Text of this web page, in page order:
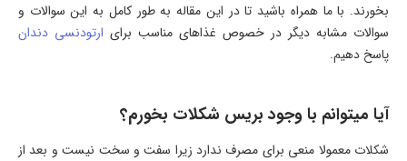
بخورند. با ما همراه باشید تا در این مقاله به طور کامل به این سوالات و
سوالات مشابه دیگر در خصوص غذاهای مناسب برای ارتودنسی دندان
پاسخ دهیم.
آیا میتوانم با وجود بریس شکلات بخورم؟
شکلات معمولا منعی برای مصرف ندارد زیرا سفت و سخت نیست و بعد از